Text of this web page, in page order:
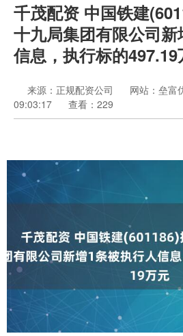
千茂配资 中国铁建
十九局集团有限公司
信息，执行标的497.19
来源：正规配资公司 网站：垒富
09:03:17
查看：229